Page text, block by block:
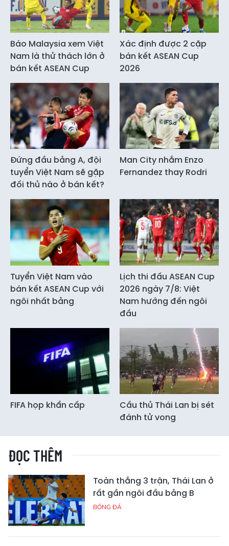
Báo Malaysia xem Việt
Nam là thử thách lớn ở
bán kết ASEAN Cup
Xác định được 2 cặp
bán kết ASEAN Cup
2026
Đứng đầu bảng A, đội
tuyển Việt Nam sẽ gặp
đối thủ nào ở bán kết?
Man City nhắm Enzo
Fernandez thay Rodri
Tuyển Việt Nam vào
bán kết ASEAN Cup với
ngôi nhất bảng
Lịch thi đấu ASEAN Cup
2026 ngày 7/8: Việt
Nam hướng đến ngôi
đầu
FIFA họp khẩn cấp
Cầu thủ Thái Lan bị sét
đánh tử vong
ĐỌC THÊM
Toàn thắng 3 trận, Thái Lan ở
rất gần ngôi đầu bảng B
BÓNG ĐÁ